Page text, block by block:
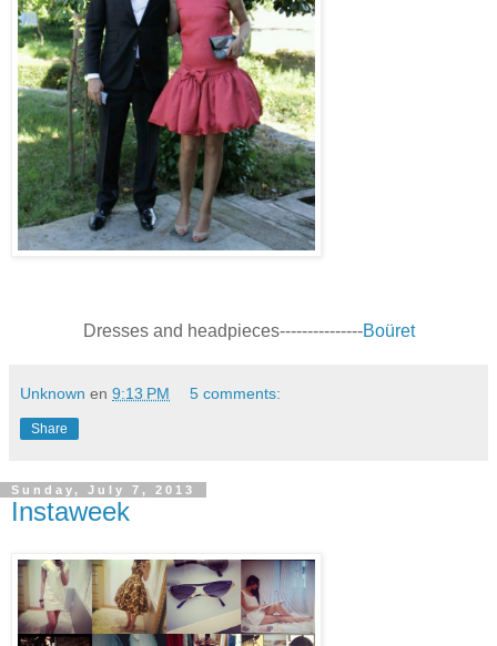
Dresses and headpieces---------------Boüret
Unknown en 9:13 PM 5 comments:
Share
Sunday, July 7, 2013
Instaweek